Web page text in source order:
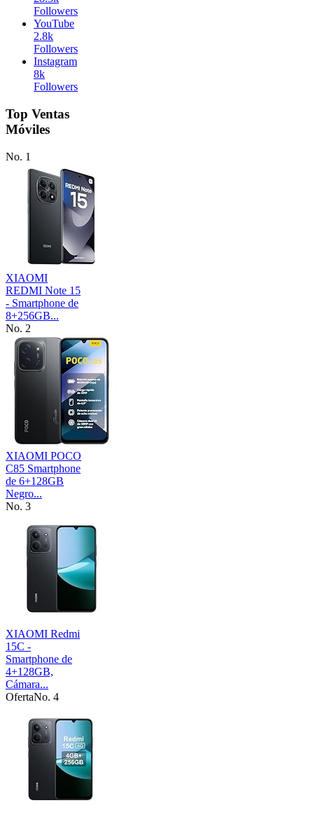
Followers
YouTube
2.8k
Followers
Instagram
8k
Followers
Top Ventas
Móviles
No. 1
XIAOMI
REDMI Note 15
- Smartphone de
8+256GB...
No. 2
XIAOMI POCO
C85 Smartphone
de 6+128GB
Negro...
No. 3
XIAOMI Redmi
15C -
Smartphone de
4+128GB,
Cámara...
OfertaNo. 4